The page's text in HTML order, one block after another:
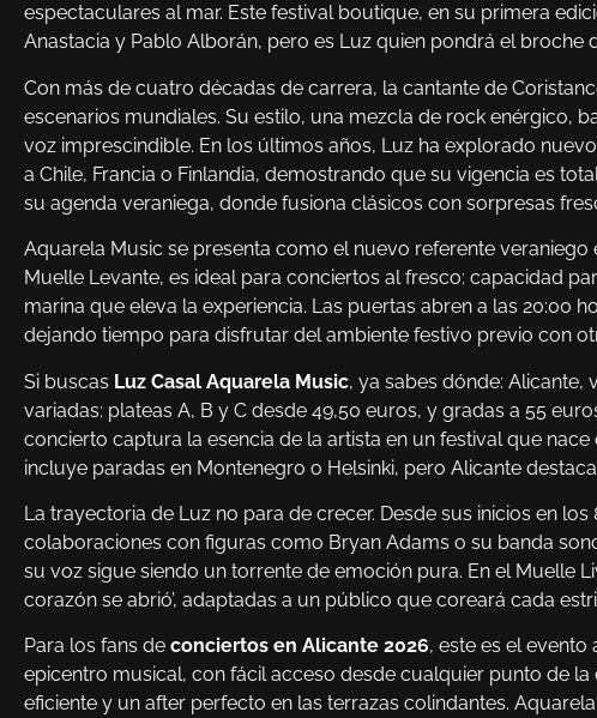
espectaculares al mar. Este festival boutique, en su primera
Anastacia y Pablo Alborán, pero es Luz quien pondrá el broche
Con más de cuatro décadas de carrera, la cantante de
escenarios mundiales. Su estilo, una mezcla de rock enérgico,
voz imprescindible. En los últimos años, Luz ha explorado
a Chile, Francia o Finlandia, demostrando que su vigencia es
su agenda veraniega, donde fusiona clásicos con sorpresas
Aquarela Music se presenta como el nuevo referente
Muelle Levante, es ideal para conciertos al fresco: capacidad
marina que eleva la experiencia. Las puertas abren a las 20:00
dejando tiempo para disfrutar del ambiente festivo previo con
Si buscas Luz Casal Aquarela Music, ya sabes dónde: Alicante,
variadas: plateas A, B y C desde 49,50 euros, y gradas a 55
concierto captura la esencia de la artista en un festival que
incluye paradas en Montenegro o Helsinki, pero Alicante
La trayectoria de Luz no para de crecer. Desde sus inicios en
colaboraciones con figuras como Bryan Adams o su banda
su voz sigue siendo un torrente de emoción pura. En el Muelle
corazón se abrió’, adaptadas a un público que coreará cada
Para los fans de conciertos en Alicante 2026, este es el
epicentro musical, con fácil acceso desde cualquier punto de
eficiente y un after perfecto en las terrazas colindantes.